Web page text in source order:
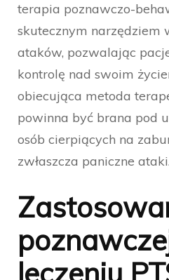
terapia poznawczo-
skutecznym narzędziem
ataków, pozwalając
kontrolę nad swoim
obiecująca metoda
powinna być brana pod
osób cierpiących na
zwłaszcza paniczne ataki.